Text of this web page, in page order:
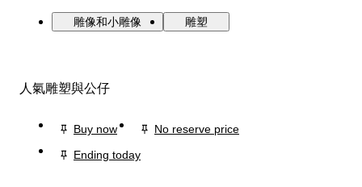
雕像和小雕像 雕塑
人氣雕塑與公仔
Buy now
No reserve price
Ending today